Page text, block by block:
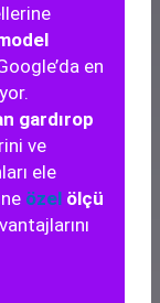
en
gardırop
ve
ele
özelölçü